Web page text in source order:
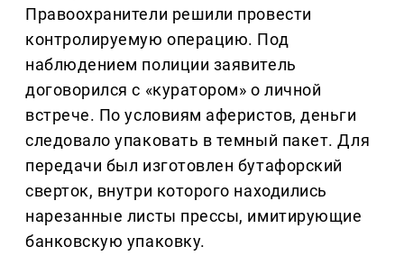
Правоохранители решили провести
контролируемую операцию. Под
наблюдением полиции заявитель
договорился с «куратором» о личной
встрече. По условиям аферистов, деньги
следовало упаковать в темный пакет. Для
передачи был изготовлен бутафорский
сверток, внутри которого находились
нарезанные листы прессы, имитирующие
банковскую упаковку.